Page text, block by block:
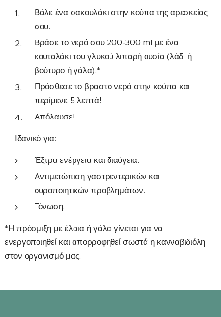
Βάλε ένα σακουλάκι στην κούπα της αρεσκείας
σου.
Βράσε το νερό σου 200-300 ml με ένα
κουταλάκι του γλυκού λιπαρή ουσία (λάδι ή
βούτυρο ή γάλα).*
Πρόσθεσε το βραστό νερό στην κούπα και
περίμενε 5 λεπτά!
Απόλαυσε!
Ιδανικό για:
Έξτρα ενέργεια και διαύγεια.
Αντιμετώπιση γαστρεντερικών και
ουροποιητικών προβλημάτων.
Τόνωση.
*Η πρόσμιξη με έλαια ή γάλα γίνεται για να
ενεργοποιηθεί και απορροφηθεί σωστά η κανναβιδιόλη
στον οργανισμό μας.